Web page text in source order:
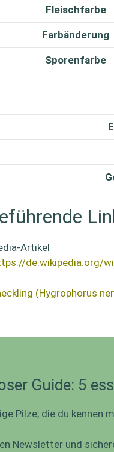
Fleischfarbe
Farbänderung
Sporenfarbe
Artikel
de.wikipedia.org/
(Hygrophorus
Guide: 5
Pilze, die du kennen
Newsletter und